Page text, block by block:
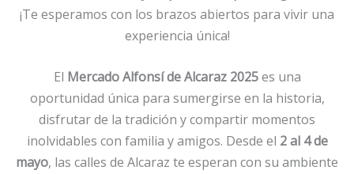
¡Te esperamos con los brazos abiertos para vivir una
experiencia única!
El Mercado Alfonsí de Alcaraz 2025es una
oportunidad única para sumergirse en la historia,
disfrutar de la tradición y compartir momentos
inolvidables con familia y amigos. Desde el 2 al 4 de
mayo, las calles de Alcaraz te esperan con su ambiente